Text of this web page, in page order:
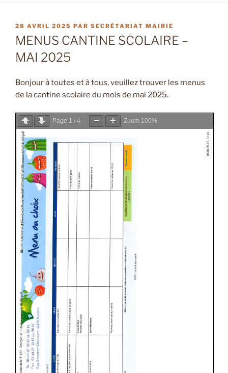
PUBLIÉ
LE
28 AVRIL 2025 PAR SECRÉTARIAT MAIRIE
MENUS CANTINE SCOLAIRE –
MAI 2025
Bonjour à toutes et à tous, veuillez trouver les menus
de la cantine scolaire du mois de mai 2025.
Page 1 / 4 Zoom 100%